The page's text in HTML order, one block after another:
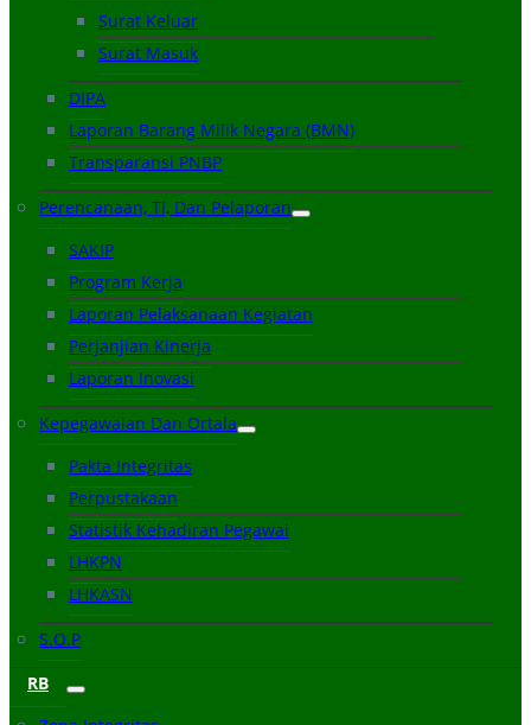
Surat Keluar
Surat Masuk
DIPA
Laporan Barang Milik Negara (BMN)
Transparansi PNBP
Perencanaan, TI, Dan Pelaporan
SAKIP
Program Kerja
Laporan Pelaksanaan Kegiatan
Perjanjian Kinerja
Laporan Inovasi
Kepegawaian Dan Ortala
Pakta Integritas
Perpustakaan
Statistik Kehadiran Pegawai
LHKPN
LHKASN
S.O.P
RB